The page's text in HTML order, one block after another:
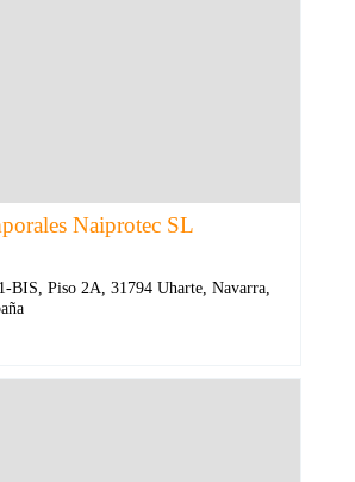
Naiprotec SL
BIS, Piso 2A, 31794 Uharte, Navarra,